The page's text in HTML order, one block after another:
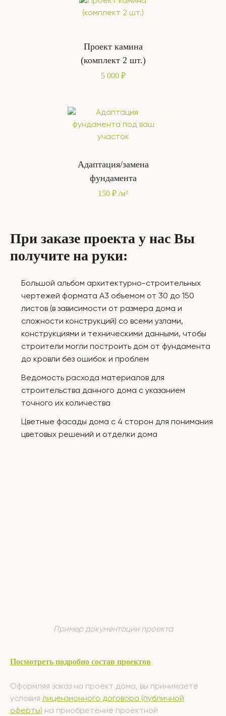
Проект камина
(комплект 2 шт.)
5 000 ₽
Адаптация/замена
фундамента
150 ₽ /м²
При заказе проекта у нас Вы
получите на руки:
Большой альбом архитектурно-строительных
чертежей формата А3 объемом от 30 до 150
листов (в зависимости от размера дома и
сложности конструкций) со всеми узлами,
конструкциями и техническими данными, чтобы
строители могли построить дом от фундамента
до кровли без ошибок и проблем
Ведомость расхода материалов для
строительства данного дома с указанием
точного их количества
Цветные фасады дома с 4 сторон для понимания
цветовых решений и отделки дома
Пример документации проекта
Посмотреть подробно состав проектов
Оформляя заказ на проект дома, вы принимаете
условия лицензионного договора (публичной
оферты) на приобретение проектной